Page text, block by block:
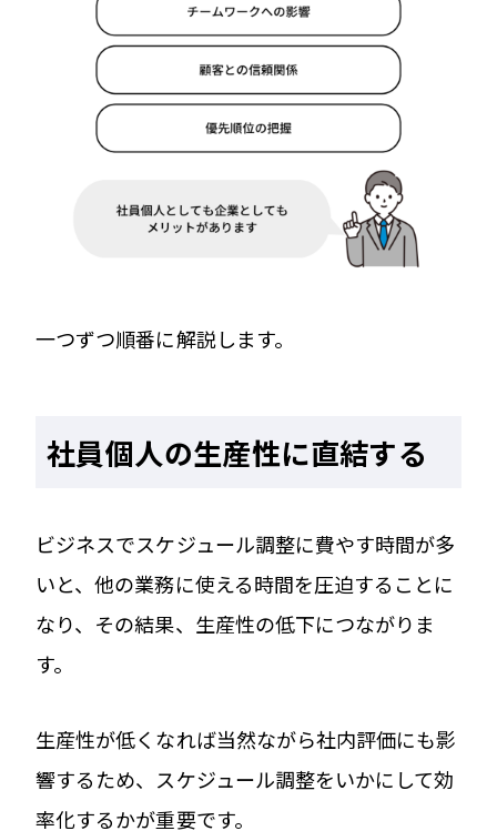
一つずつ順番に解説します。
社員個人の生産性に直結する
ビジネスでスケジュール調整に費やす時間が多
いと、他の業務に使える時間を圧迫することに
なり、その結果、生産性の低下につながりま
す。
生産性が低くなれば当然ながら社内評価にも影
響するため、スケジュール調整をいかにして効
率化するかが重要です。